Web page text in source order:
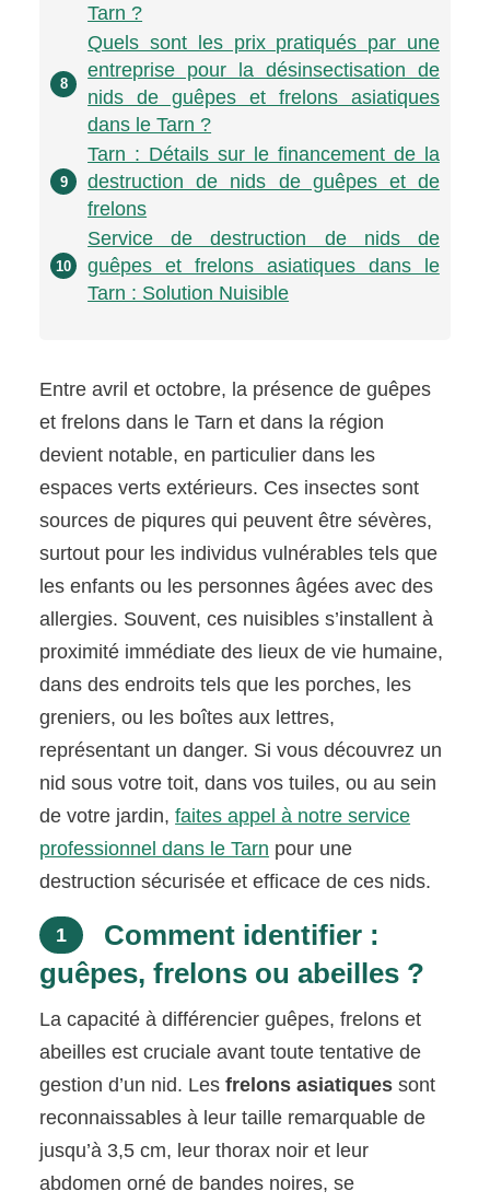
Tarn ?
8
Quels sont les prix pratiqués par une
entreprise pour la désinsectisation de
nids de guêpes et frelons asiatiques
dans le Tarn ?
9
Tarn : Détails sur le financement de la
destruction de nids de guêpes et de
frelons
10
Service de destruction de nids de
guêpes et frelons asiatiques dans le
Tarn : Solution Nuisible
Entre avril et octobre, la présence de guêpes
et frelons dans le Tarn et dans la région
devient notable, en particulier dans les
espaces verts extérieurs. Ces insectes sont
sources de piqures qui peuvent être sévères,
surtout pour les individus vulnérables tels que
les enfants ou les personnes âgées avec des
allergies. Souvent, ces nuisibles s’installent à
proximité immédiate des lieux de vie humaine,
dans des endroits tels que les porches, les
greniers, ou les boîtes aux lettres,
représentant un danger. Si vous découvrez un
nid sous votre toit, dans vos tuiles, ou au sein
de votre jardin,faites appel à notre service
professionnel dans le Tarn pour une
destruction sécurisée et efficace de ces nids.
1
Comment identifier :
guêpes, frelons ou abeilles ?
La capacité à différencier guêpes, frelons et
abeilles est cruciale avant toute tentative de
gestion d’un nid. Lesfrelons asiatiques sont
reconnaissables à leur taille remarquable de
jusqu’à 3,5 cm, leur thorax noir et leur
abdomen orné de bandes noires, se